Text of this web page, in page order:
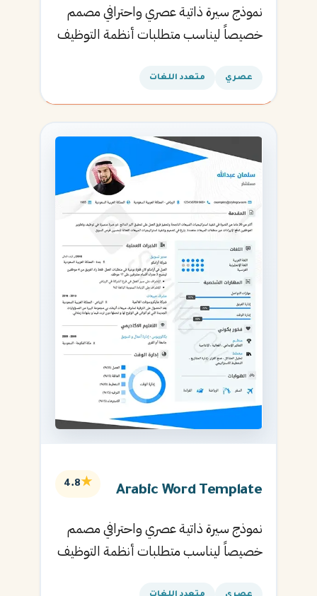
نموذج سيرة ذاتية عصري واحترافي مصمم
خصيصاً ليناسب متطلبات أنظمة التوظيف
القادمة.
عصري متعدد اللغات
Arabic Word Template
★
4.8
نموذج سيرة ذاتية عصري واحترافي مصمم
خصيصاً ليناسب متطلبات أنظمة التوظيف